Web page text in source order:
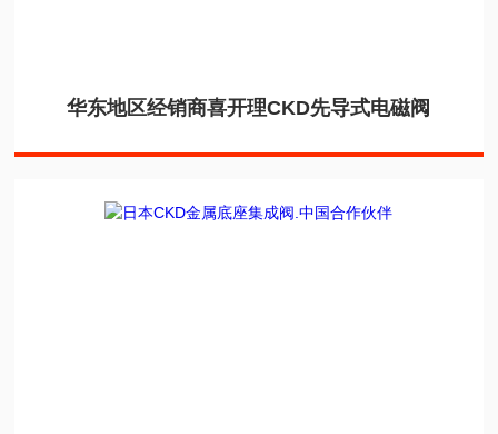
华东地区经销商喜开理CKD先导式电磁阀